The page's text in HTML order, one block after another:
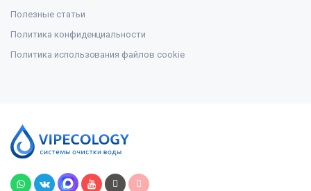
Полезные статьи
Политика конфиденциальности
Политика использования файлов cookie